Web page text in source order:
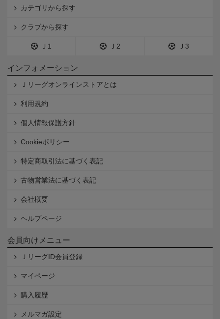
カテゴリから探す
クラブから探す
Ｊ1 Ｊ2 Ｊ3
インフォメーション
Ｊリーグオンラインストアとは
利用規約
個人情報保護方針
Cookieポリシー
特定商取引法に基づく表記
古物営業法に基づく表記
会社概要
ヘルプページ
会員向けメニュー
ＪリーグID会員登録
マイページ
購入履歴
メルマガ設定